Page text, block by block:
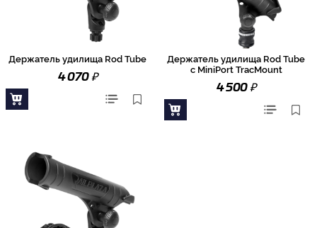
Держатель удилища Rod Tube
4 070₽
Держатель удилища Rod Tube
с MiniPort TracMount
4 500₽